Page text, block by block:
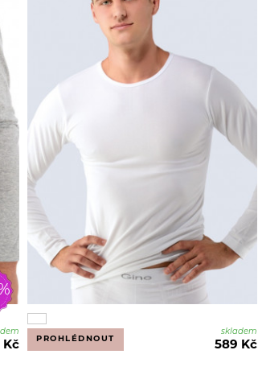
Kč
PROHLÉDNOUT
skladem
589 Kč